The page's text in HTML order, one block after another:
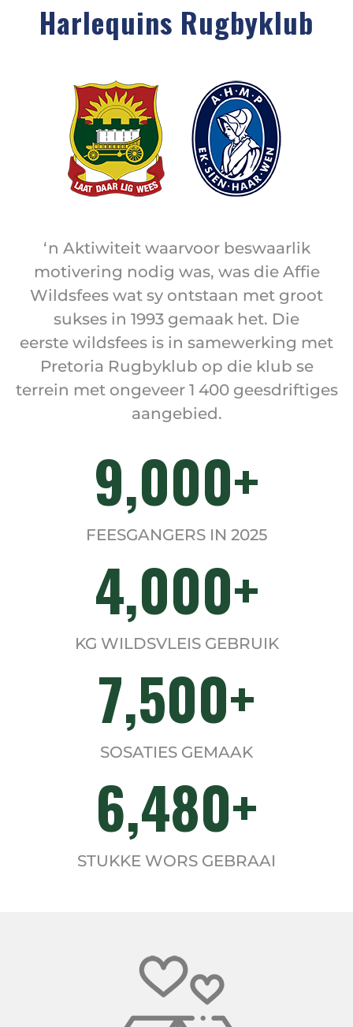
Harlequins Rugbyklub
‘n Aktiwiteit waarvoor beswaarlik
motivering nodig was, was die Affie
Wildsfees wat sy ontstaan met groot
sukses in 1993 gemaak het. Die
eerste wildsfees is in samewerking met
Pretoria Rugbyklub op die klub se
terrein met ongeveer 1 400 geesdriftiges
aangebied.
9,000
FEESGANGERS IN 2025
4,000
KG WILDSVLEIS GEBRUIK
7,500
SOSATIES GEMAAK
6,480
STUKKE WORS GEBRAAI